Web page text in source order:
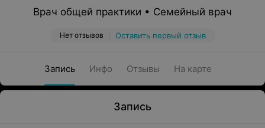
Врач общей практики • Семейный врач
Нет отзывов Оставить первый отзыв
Запись Инфо Отзывы На карте
Запись